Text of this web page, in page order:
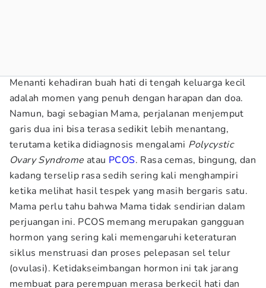
Menanti kehadiran buah hati di tengah keluarga kecil
adalah momen yang penuh dengan harapan dan doa.
Namun, bagi sebagian Mama, perjalanan menjemput
garis dua ini bisa terasa sedikit lebih menantang,
terutama ketika didiagnosis mengalami Polycystic
Ovary Syndrome atau PCOS. Rasa cemas, bingung, dan
kadang terselip rasa sedih sering kali menghampiri
ketika melihat hasil tespek yang masih bergaris satu.
Mama perlu tahu bahwa Mama tidak sendirian dalam
perjuangan ini. PCOS memang merupakan gangguan
hormon yang sering kali memengaruhi keteraturan
siklus menstruasi dan proses pelepasan sel telur
(ovulasi). Ketidakseimbangan hormon ini tak jarang
membuat para perempuan merasa berkecil hati dan